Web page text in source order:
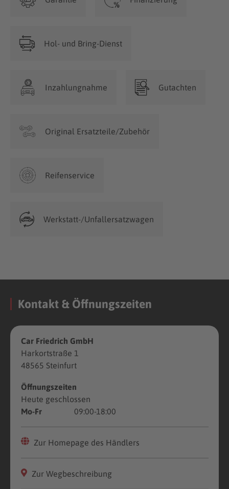
Hol- und Bring-Dienst
Inzahlungnahme Gutachten
Original Ersatzteile/Zubehör
Reifenservice
Werkstatt-/Unfallersatzwagen
Kontakt & Öffnungszeiten
Car Friedrich GmbH
Harkortstraße 1
48565 Steinfurt
Öffnungszeiten
Heute geschlossen
Mo-Fr
09:00-18:00
Zur Homepage des Händlers
Zur Wegbeschreibung